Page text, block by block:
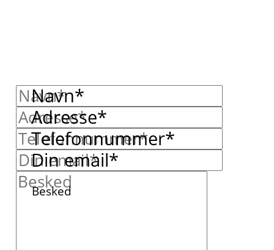
Navn*
Adresse*
Telefonnummer*
Din email*
Besked